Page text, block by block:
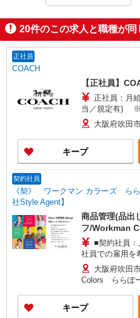
20件のこの求人と職種が同
正社員
COACH
【正社員】
正社員：月
当／規定有) ※
か月（同条件）
大阪府吹田
キープ
契約社員
《契》 ワークマン カラーズ ら
社Style Agent】
商品管理(品出
フ/Workman
■契約社員
社員での雇用を
ので、気軽に相談くださ
します 頑張り
交通費全額支
大阪府吹田
Colors ららぽ
キープ